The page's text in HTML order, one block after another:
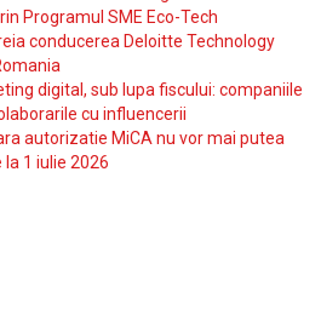
Programul SME Eco-Tech
conducerea Deloitte Technology
digital, sub lupa fiscului: companiile
cu influencerii
autorizatie MiCA nu vor mai putea
1 iulie 2026